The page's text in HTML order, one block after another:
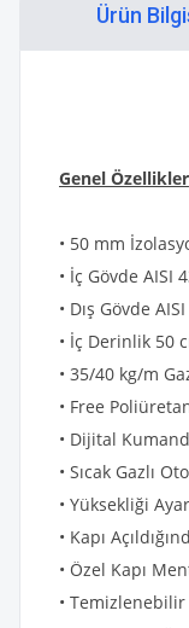
Ürün
Genel Özellikler
• 50 mm
• İç Gövde AISI
• Dış Gövde
• İç Derinlik 50
• 35/40 kg/m
• Free
• Dijital
• Sıcak Gazlı
• Yüksekliği
• Kapı
• Özel Kapı
• Temizlenebilir